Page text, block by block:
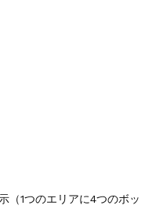
（1つのエリアに4つのボッ